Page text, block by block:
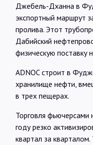
Джебель-Дханна в
экспортный маршрут
пролива. Этот
Дабийский
физическую поставку
ADNOC строит в
хранилище нефти,
в трех пещерах.
Торговля
году резко
квартал за